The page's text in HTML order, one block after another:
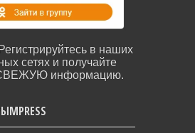
в наших
сетях и получайте
информацию.